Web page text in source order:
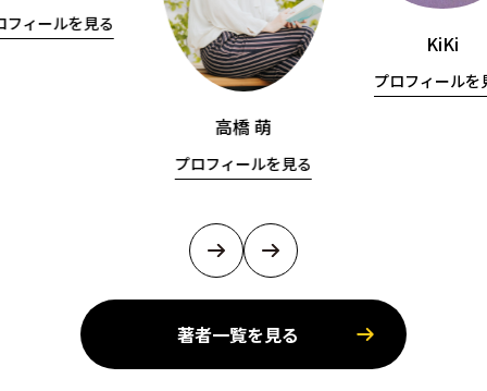
フィールを見る
高橋 萌
プロフィールを見る
KiKi
プロフィールを
著者一覧を見る